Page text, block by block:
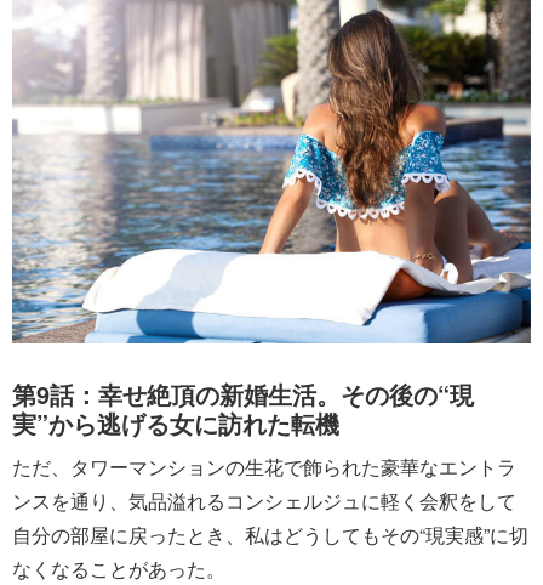
第9話：幸せ絶頂の新婚生活。その後の“現
実”から逃げる女に訪れた転機
ただ、タワーマンションの生花で飾られた豪華なエントラ
ンスを通り、気品溢れるコンシェルジュに軽く会釈をして
自分の部屋に戻ったとき、私はどうしてもその“現実感”に切
なくなることがあった。